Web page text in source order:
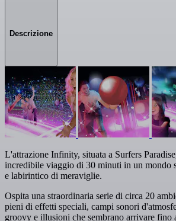
Descrizione
L'attrazione Infinity, situata a Surfers
incredibile viaggio di 30 minuti in un mondo
e labirintico di meraviglie.
Ospita una straordinaria serie di circa 20
pieni di effetti speciali, campi sonori
groovy e illusioni che sembrano arrivare